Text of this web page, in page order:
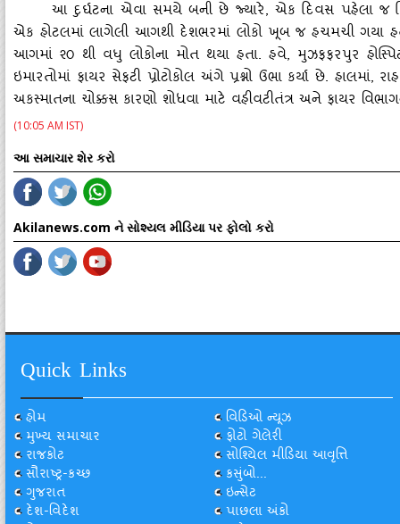
આ દુર્ઘટના એવા સમયે બની છે જ્‍યારે, એક દિવસ પહેલા જ
એક હોટલમાં લાગેલી આગથી દેશભરમાં લોકો ખૂબ જ હચમચી ગયા
આગમાં ૨૦ થી વધુ લોકોના મોત થયા હતા. હવે, મુઝફફરપુર
ઇમારતોમાં ફાયર સેફટી પ્રોટોકોલ અંગે પ્રશ્નો ઉભા કર્યા છે.
અકસ્‍માતના ચોક્કસ કારણો શોધવા માટે વહીવટીતંત્ર અને ફાયર
(10:05 AM IST)
આ સમાચાર શેર કરો
Akilanews.com ને સોશ્યલ મીડિયા પર ફોલો કરો
Quick Links
હોમ
મુખ્ય સમાચાર
રાજકોટ
સૌરાષ્ટ્ર-કચ્છ
ગુજરાત
દેશ-વિદેશ
વિડિઓ ન્યૂઝ
ફોટો ગેલેરી
સોશ્યિલ મીડિયા આવૃત્તિ
કસુંબો...
ઇન્સેટ
પાછલા અંકો